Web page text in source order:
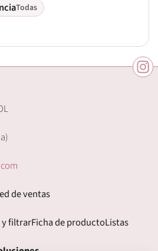
Todas
de ventas
y filtrarFicha de productoListas